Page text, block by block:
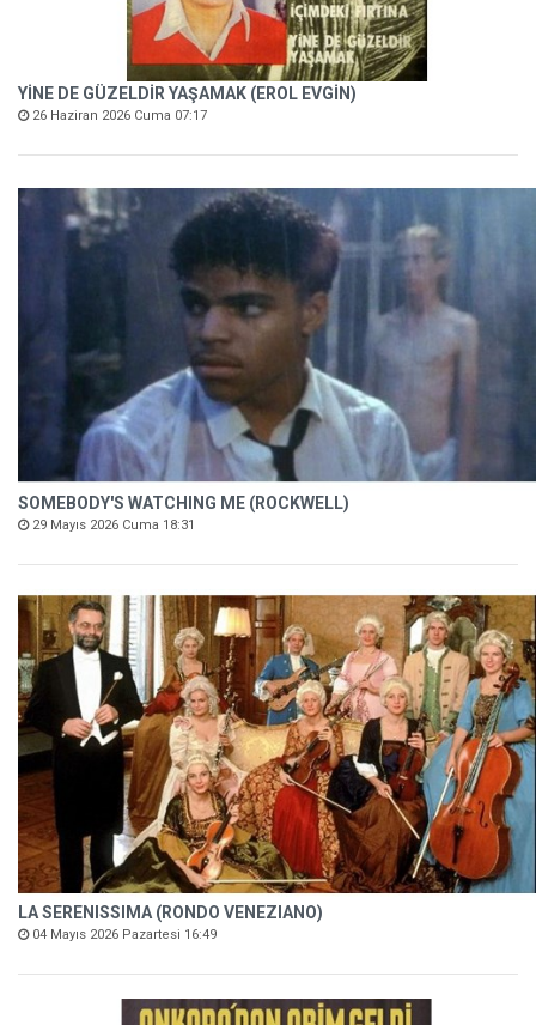
YİNE DE GÜZELDİR YAŞAMAK (EROL EVGİN)
26 Haziran 2026 Cuma 07:17
SOMEBODY'S WATCHING ME (ROCKWELL)
29 Mayıs 2026 Cuma 18:31
LA SERENISSIMA (RONDO VENEZIANO)
04 Mayıs 2026 Pazartesi 16:49